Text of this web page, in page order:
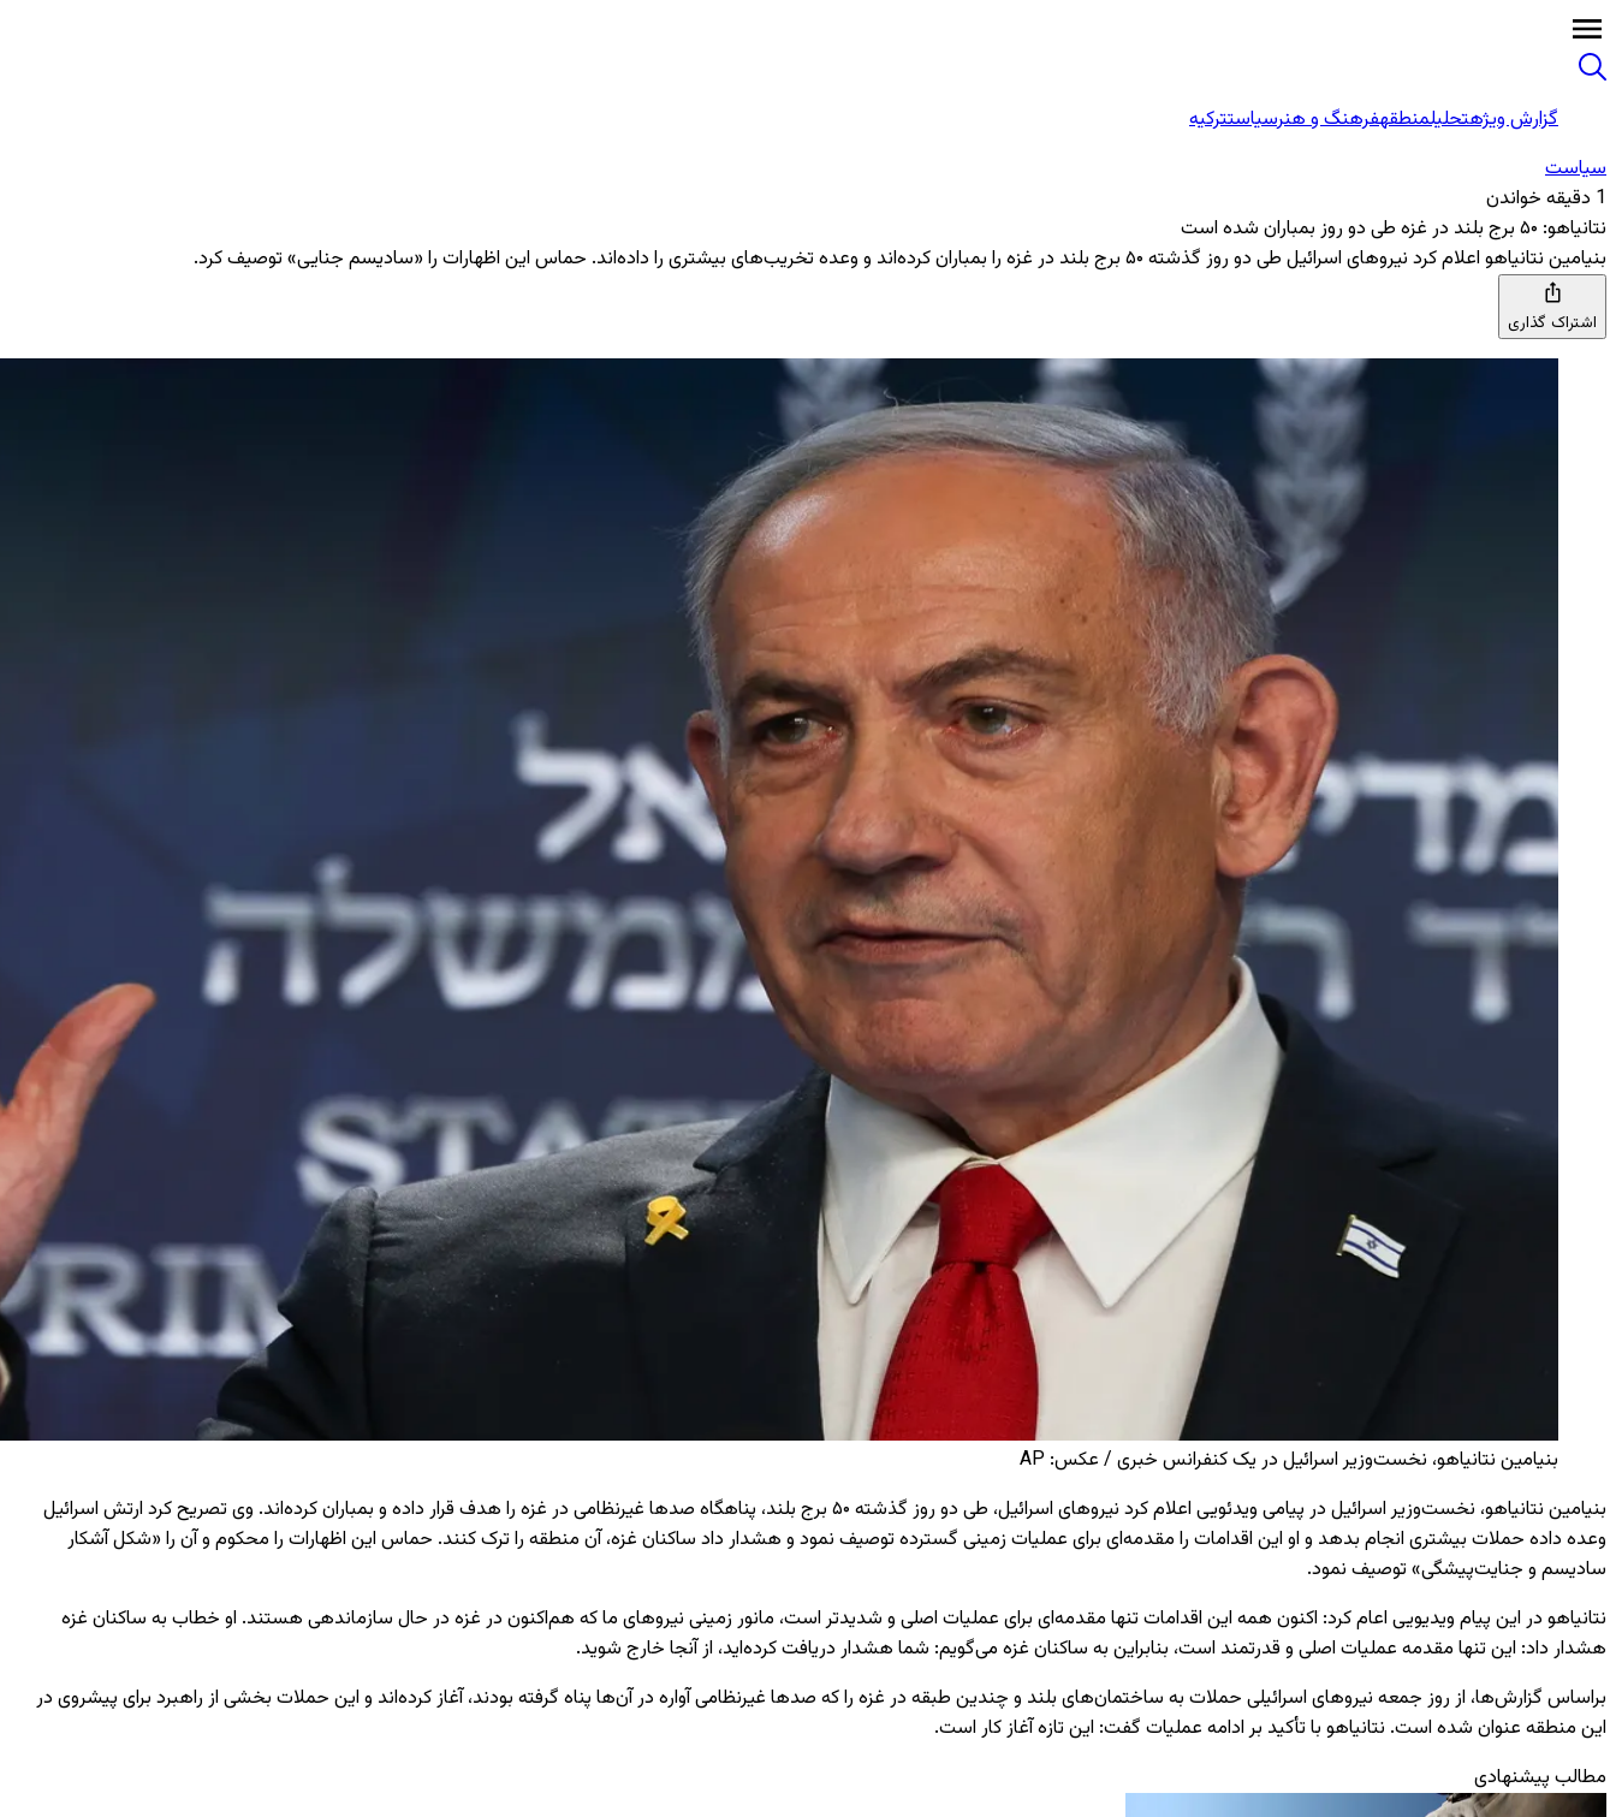
گزارش ویژهتحلیلمنطقهفرهنگ و هنرسیاستترکیه
سیاست
1 دقیقه خواندن
نتانیاهو: ۵۰ برج بلند در غزه طی دو روز بمباران شده است
بنیامین نتانیاهو اعلام کرد نیروهای اسرائیل طی دو روز گذشته ۵۰ برج بلند در غزه را بمباران کرده‌اند و وعده تخریب‌های بیشتری را داده‌اند. حماس این اظهارات را «ساديسم جنایی» توصیف کرد.
اشتراک گذاری
بنیامین نتانیاهو، نخست‌وزیر اسرائیل در یک کنفرانس خبری / عکس: AP
بنیامین نتانیاهو، نخست‌وزیر اسرائیل در پیامی ویدئویی اعلام کرد نیروهای اسرائیل، طی دو روز گذشته ۵۰ برج بلند، پناهگاه صدها غیرنظامی در غزه را هدف قرار داده و بمباران کرده‌اند. وی تصریح کرد ارتش اسرائیل
وعده داده‌ حملات بیشتری انجام بدهد و او این اقدامات را مقدمه‌ای برای عملیات زمینی گسترده توصیف نمود و هشدار داد ساکنان غزه، آن منطقه را ترک کنند. حماس این اظهارات را محکوم و آن را «شکل آشکار
سادیسم و جنایت‌پیشگی» توصیف نمود.
نتانیاهو در این پیام ویدیویی اعام کرد: اکنون همه این اقدامات تنها مقدمه‌ای برای عملیات اصلی و شدیدتر است، مانور زمینی نیروهای ما که هم‌اکنون در غزه در حال سازماندهی هستند. او خطاب به ساکنان غزه
هشدار داد: این تنها مقدمه عملیات اصلی و قدرتمند است، بنابراین به ساکنان غزه می‌گویم: شما هشدار دریافت کرده‌اید، از آنجا خارج شوید.
براساس گزارش‌ها، از روز جمعه نیروهای اسرائیلی حملات به ساختمان‌های بلند و چندین طبقه در غزه را که صدها غیرنظامی آواره در آن‌ها پناه گرفته بودند، آغاز کرده‌اند و این حملات بخشی از راهبرد برای پیشروی در
این منطقه عنوان شده است. نتانیاهو با تأکید بر ادامه عملیات گفت: این تازه آغاز کار است.
مطالب پیشنهادی